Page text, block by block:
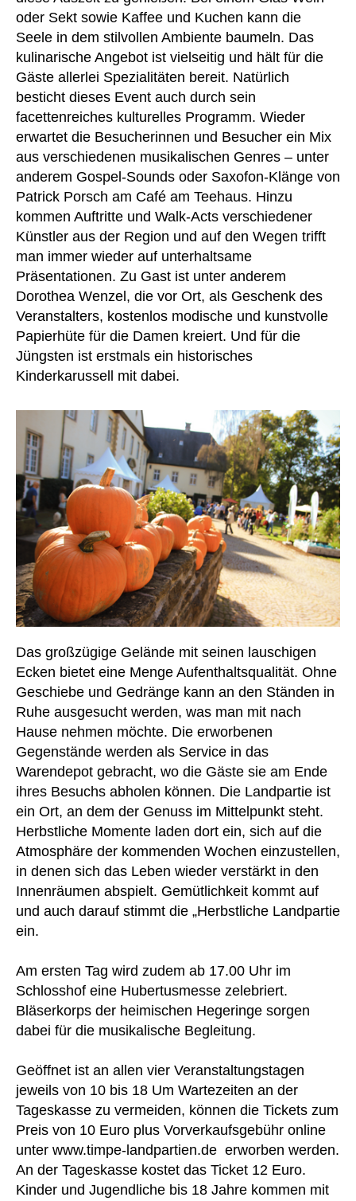
oder Sekt sowie Kaffee und Kuchen kann die
Seele in dem stilvollen Ambiente baumeln. Das
kulinarische Angebot ist vielseitig und hält für die
Gäste allerlei Spezialitäten bereit. Natürlich
besticht dieses Event auch durch sein
facettenreiches kulturelles Programm. Wieder
erwartet die Besucherinnen und Besucher ein Mix
aus verschiedenen musikalischen Genres – unter
anderem Gospel-Sounds oder Saxofon-Klänge von
Patrick Porsch am Café am Teehaus. Hinzu
kommen Auftritte und Walk-Acts verschiedener
Künstler aus der Region und auf den Wegen trifft
man immer wieder auf unterhaltsame
Präsentationen. Zu Gast ist unter anderem
Dorothea Wenzel, die vor Ort, als Geschenk des
Veranstalters, kostenlos modische und kunstvolle
Papierhüte für die Damen kreiert. Und für die
Jüngsten ist erstmals ein historisches
Kinderkarussell mit dabei.
Das großzügige Gelände mit seinen lauschigen
Ecken bietet eine Menge Aufenthaltsqualität. Ohne
Geschiebe und Gedränge kann an den Ständen in
Ruhe ausgesucht werden, was man mit nach
Hause nehmen möchte. Die erworbenen
Gegenstände werden als Service in das
Warendepot gebracht, wo die Gäste sie am Ende
ihres Besuchs abholen können. Die Landpartie ist
ein Ort, an dem der Genuss im Mittelpunkt steht.
Herbstliche Momente laden dort ein, sich auf die
Atmosphäre der kommenden Wochen einzustellen,
in denen sich das Leben wieder verstärkt in den
Innenräumen abspielt. Gemütlichkeit kommt auf
und auch darauf stimmt die „Herbstliche Landpartie
ein.
Am ersten Tag wird zudem ab 17.00 Uhr im
Schlosshof eine Hubertusmesse zelebriert.
Bläserkorps der heimischen Hegeringe sorgen
dabei für die musikalische Begleitung.
Geöffnet ist an allen vier Veranstaltungstagen
jeweils von 10 bis 18 Um Wartezeiten an der
Tageskasse zu vermeiden, können die Tickets zum
Preis von 10 Euro plus Vorverkaufsgebühr online
unter www.timpe-landpartien.de erworben werden.
An der Tageskasse kostet das Ticket 12 Euro.
Kinder und Jugendliche bis 18 Jahre kommen mit